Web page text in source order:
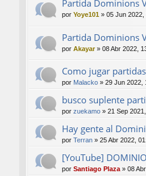
Partida Dominions
por Yoye101 » 05 Jun 2022,
Partida Dominions
por Akayar» 08 Abr 2022,
Como jugar
por Malacko » 29 Jun 2022,
busco suplente
por zuekamo » 21 Sep
Hay gente al
por Terran » 25 Abr 2022,
[YouTube]
por Santiago Plaza » 08